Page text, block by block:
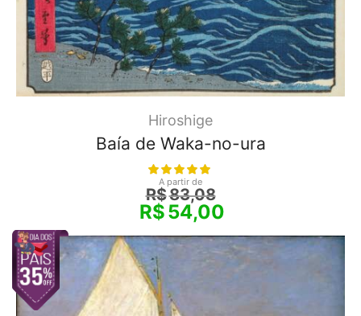
Hiroshige
Baía de Waka-no-ura
A partir de
R$83,08
R$54,00